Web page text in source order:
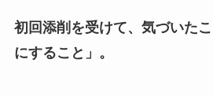
初回添削を受けて、気づいた
にすること」。